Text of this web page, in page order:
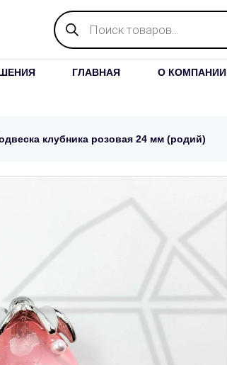
Поиск
товаров
ГЛАВНАЯ О КОМПАНИИ
клубника розовая 24 мм (родий)